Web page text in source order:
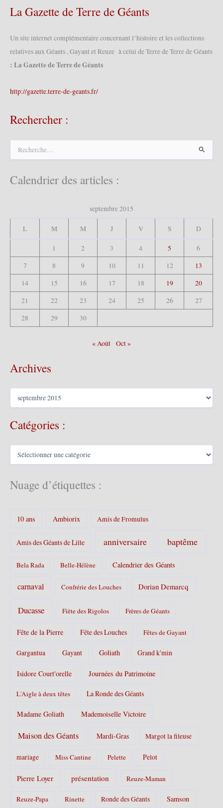
La Gazette de Terre de Géants
Un site internet complémentaire concernant l’histoire et les collections
relatives aux Géants , Gayant et Reuze à celui de Terre de Terre de Géants
: La Gazette de Terre de Géants
http://gazette.terre-de-geants.fr/
Rechercher :
e
Calendrier des articles :
septembre 2015
L M M J V S D
1 2 3 4 5
6
7
8 9 10 11 12
13
14
15 16 17 18 19
20
21
22 23 24 25 26
27
28
29 30
« Août Oct »
Archives
A
h
s
Catégories :
C
é
g
Nuage d’étiquettes :
10 ans Ambiorix Amis de Fromulus
Amis des Géants de Lille anniversaire baptême
Bela Rada Belle-Hélène Calendrier des Géants
carnaval Confrérie des Louches Dorian Demarcq
Ducasse Fiète des Rigolos Frères de Géants
Fête de la Pierre Fête des Louches Fêtes de Gayant
Gargantua Gayant Goliath Grand k'min
Isidore Court'orelle Journées du Patrimoine
L'Aigle à deux têtes La Ronde des Géants
Madame Goliath Mademoiselle Victoire
Maison des Géants Mardi-Gras Margot la fileuse
mariage Miss Cantine Pelette Pelot
Pierre Loyer présentation Reuze-Maman
Reuze-Papa Rinette Ronde des Géants Samson